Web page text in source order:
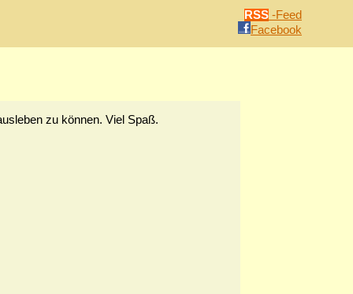
RSS -Feed
Facebook
zu können. Viel Spaß.